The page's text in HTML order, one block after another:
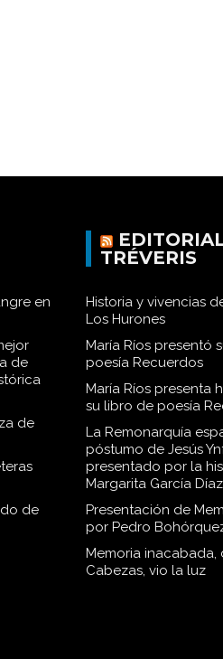
en
de
de
de
TRÉVERIS
Historia y vivencias
Los Hurones
María Ríos presentó
poesía Recuerdos
María Ríos presenta
su libro de poesía
La Remonarquía
póstumo de Jesús
presentado por la
Margarita García Díaz
Presentación de
por Pedro
Memoria inacabada,
Cabezas, vio la luz